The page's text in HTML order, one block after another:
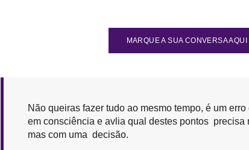
MARQUE A SUA CONVERSA
Não queiras fazer tudo ao mesmo tempo, é um
em consciência e avlia qual destes pontos precisa
mas com uma decisão.